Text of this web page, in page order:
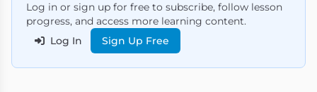
Log in or sign up for free to subscribe, follow lesson
progress, and access more learning content.
Log In
Sign Up Free